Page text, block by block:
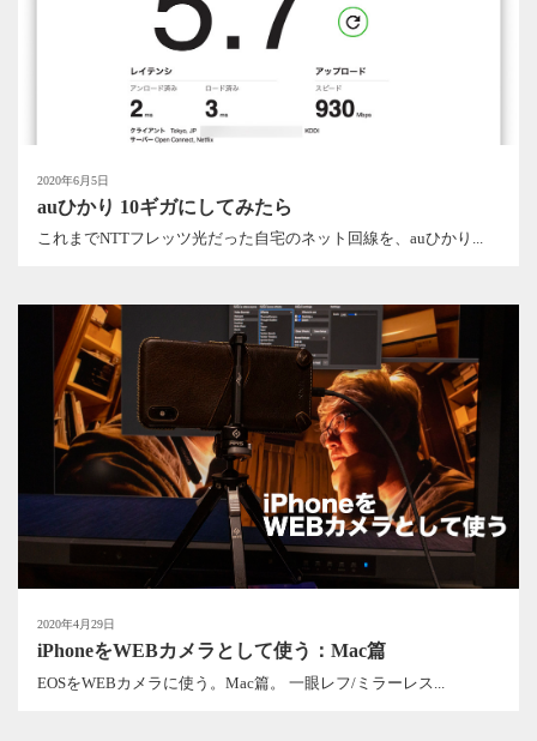
2020年6月5日
auひかり 10ギガにしてみたら
これまでNTTフレッツ光だった自宅のネット回線を、auひかり...
2020年4月29日
iPhoneをWEBカメラとして使う：Mac篇
EOSをWEBカメラに使う。Mac篇。 一眼レフ/ミラーレス...